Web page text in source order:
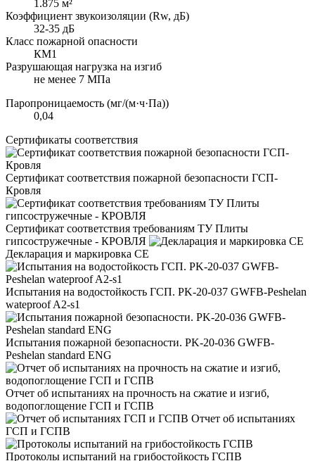
1.875 м²
Коэффициент звукоизоляции (Rw, дБ)
32-35 дБ
Класс пожарной опасности
КМ1
Разрушающая нагрузка на изгиб
не менее 7 МПа
Паропроницаемость (мг/(м·ч·Па))
0,04
Сертификаты соответствия
Сертификат соответствия пожарной безопасности ГСП-
Кровля
Сертификат соответствия требованиям ТУ Плиты
гипсостружечные - КРОВЛЯ
Декларация и маркировка CE
Испытания на водостойкость ГСП. PK-20-037 GWFB-Peshelan
wateproof A2-s1
Испытания пожарной безопасности. PK-20-036 GWFB-
Peshelan standard ENG
Отчет об испытаниях на прочность на сжатие и изгиб,
водопоглощение ГСП и ГСПВ
Отчет об испытаниях
ГСП и ГСПВ
Протоколы испытаний на грибостойкость ГСПВ